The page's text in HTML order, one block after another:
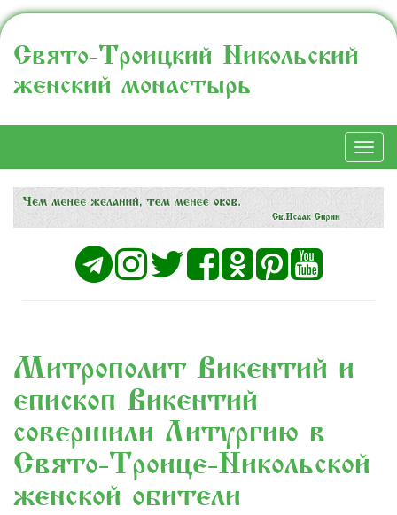
Свято-Троицкий Никольский
женский монастырь
Митрополит Викентий и
епископ Викентий
совершили Литургию в
Свято-Троице-Никольской
женской обители